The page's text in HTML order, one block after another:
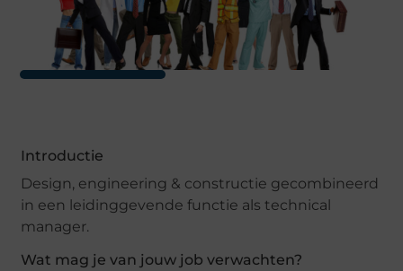
Introductie
Design, engineering & constructie gecombineerd
in een leidinggevende functie als technical
manager.
Wat mag je van jouw job verwachten?